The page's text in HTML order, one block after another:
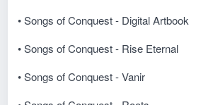
• Songs of Conquest - Digital Artbook
• Songs of Conquest - Rise Eternal
• Songs of Conquest - Vanir